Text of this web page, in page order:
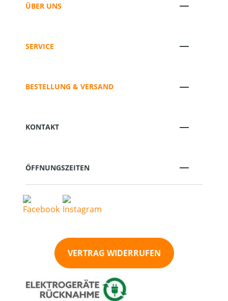
ÜBER UNS
SERVICE
BESTELLUNG & VERSAND
KONTAKT
ÖFFNUNGSZEITEN
VERTRAG WIDERRUFEN